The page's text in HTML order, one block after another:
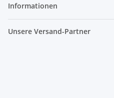
Informationen
Unsere Versand-Partner